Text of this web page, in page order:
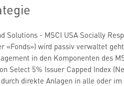
Solutions - MSCI USA Socially
«Fonds») wird passiv verwaltet
in den Komponenten des
Select 5% Issuer Capped Index
direkte Anlagen in alle oder im